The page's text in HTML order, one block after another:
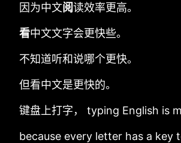
因为中文阅读效率更高。
看中文文字会更快些。
不知道听和说哪个更快。
但看中文是更快的。
键盘上打字， typing English is
because every letter has a key